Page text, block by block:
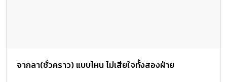
จากลา(ชั่วคราว) แบบไหน ไม่เสียใจทั้งสองฝ่าย